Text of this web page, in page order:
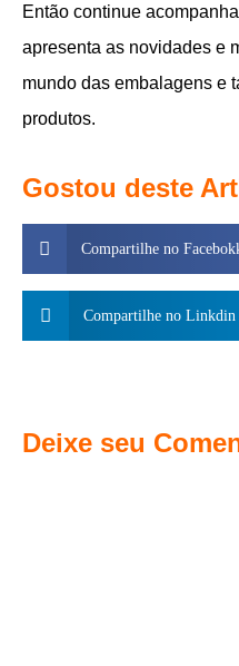
Então continue
apresenta as novidades e
mundo das embalagens e
produtos.
Gostou deste
Compartilhe no
Compartilhe no Linkdin
Deixe seu